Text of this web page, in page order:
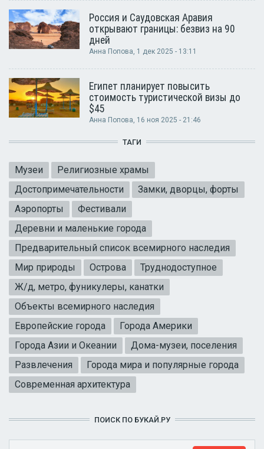
Россия и Саудовская Аравия
открывают границы: безвиз на 90
дней
Анна Попова, 1 дек 2025 - 13:11
Египет планирует повысить
стоимость туристической визы до
$45
Анна Попова, 16 ноя 2025 - 21:46
ТАГИ
Музеи
Религиозные храмы
Достопримечательности
Замки, дворцы, форты
Аэропорты
Фестивали
Деревни и маленькие города
Предварительный список всемирного наследия
Мир природы
Острова
Труднодоступное
Ж/д, метро, фуникулеры, канатки
Объекты всемирного наследия
Европейские города
Города Америки
Города Азии и Океании
Дома-музеи, поселения
Развлечения
Города мира и популярные города
Современная архитектура
ПОИСК ПО БУКАЙ.РУ